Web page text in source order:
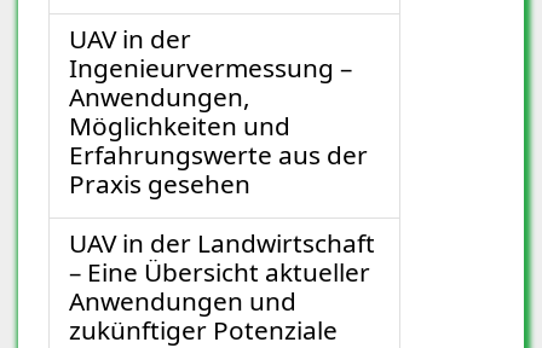
UAV in der
Ingenieurvermessung –
Anwendungen,
Möglichkeiten und
Erfahrungswerte aus der
Praxis gesehen
UAV in der Landwirtschaft
– Eine Übersicht aktueller
Anwendungen und
zukünftiger Potenziale